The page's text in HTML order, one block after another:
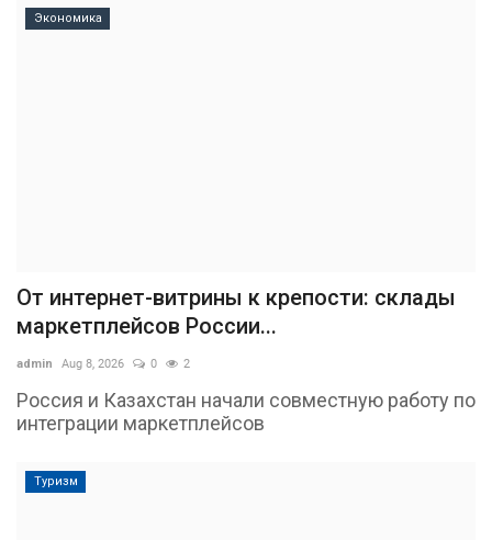
Экономика
От интернет-витрины к крепости: склады
маркетплейсов России...
admin Aug 8, 2026 0 2
Россия и Казахстан начали совместную работу по
интеграции маркетплейсов
Туризм